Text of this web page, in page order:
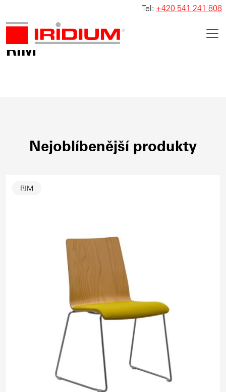
Tel: +420 541 241 808
RIM
Nejoblíbenější produkty
RIM